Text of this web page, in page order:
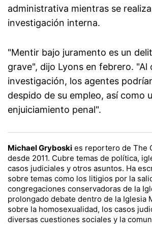
administrativa mientras se
investigación interna.
"Mentir bajo juramento es un
grave", dijo Lyons en febrero. "Al
investigación, los agentes
despido de su empleo, así como
enjuiciamiento penal".
Michael Gryboski es reportero de The
desde 2011. Cubre temas de política,
casos judiciales y otros asuntos. Ha
sobre temas como los litigios por la
congregaciones conservadoras de la
prolongado debate dentro de la Iglesia
sobre la homosexualidad, los casos
diversas cuestiones sociales y la